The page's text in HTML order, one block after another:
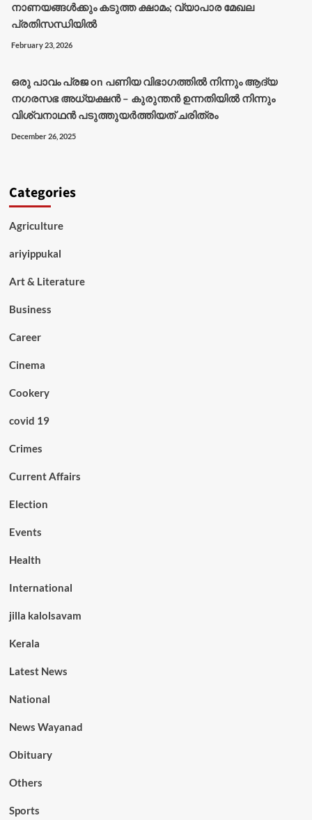
നാണയങ്ങൾക്കും കടുത്ത ക്ഷാമം; വ്യാപാര മേഖല
പ്രതിസന്ധിയിൽ
February 23, 2026
ഒരു പാവം പ്രജon പണിയ വിഭാഗത്തിൽ നിന്നും ആദ്യ
നഗരസഭ അധ്യക്ഷൻ – കുരുന്തൻ ഉന്നതിയിൽ നിന്നും
വിശ്വനാഥൻ പടുത്തുയർത്തിയത് ചരിത്രം
December 26, 2025
Categories
Agriculture
ariyippukal
Art & Literature
Business
Career
Cinema
Cookery
covid 19
Crimes
Current Affairs
Election
Events
Health
International
jilla kalolsavam
Kerala
Latest News
National
News Wayanad
Obituary
Others
Sports